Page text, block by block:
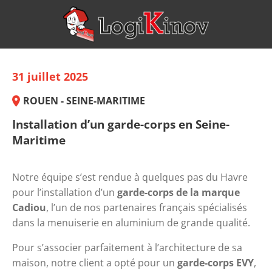
31 juillet 2025
ROUEN - SEINE-MARITIME
Installation d’un garde-corps en Seine-
Maritime
Notre équipe s’est rendue à quelques pas du Havre
pour l’installation d’un garde-corps de la marque
Cadiou, l’un de nos partenaires français spécialisés
dans la menuiserie en aluminium de grande qualité.
Pour s’associer parfaitement à l’architecture de sa
maison, notre client a opté pour un garde-corps EVY,